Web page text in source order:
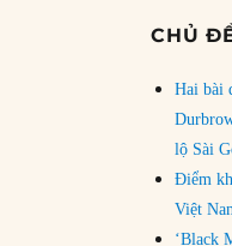
CHỦ
Hai bài
lộ Sài
Điểm
Việt
‘Black